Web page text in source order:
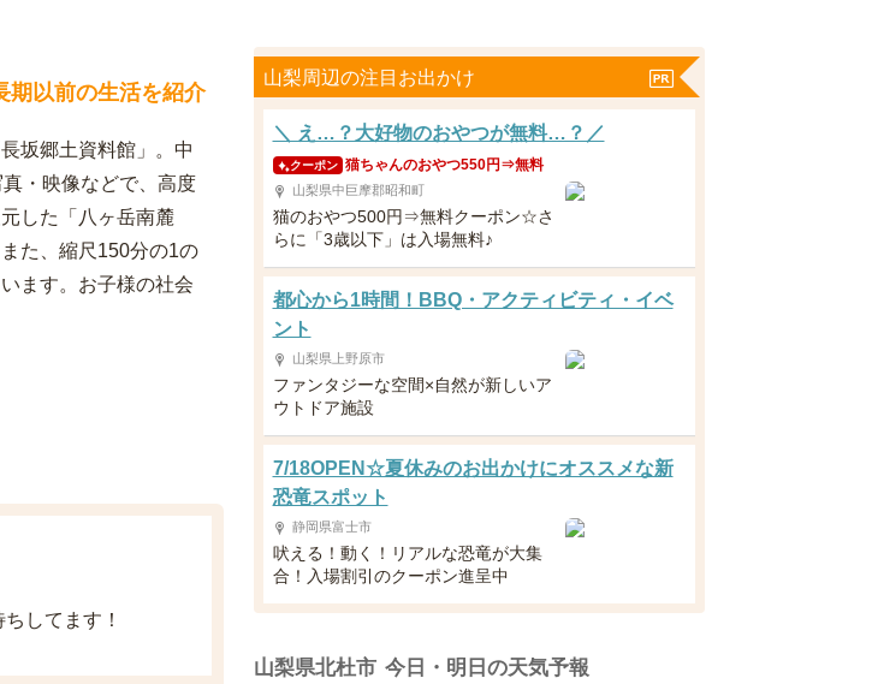
期以前の生活を紹介
坂郷土資料館」。中
・映像などで、高度
元した「八ヶ岳南麓
た、縮尺150分の1の
ます。お子様の社会
してます！
山梨周辺の注目お出かけ
＼ え…？大好物のおやつが無料…？／
クーポン 猫ちゃんのおやつ550円⇒無料
山梨県中巨摩郡昭和町
猫のおやつ500円⇒無料クーポン☆さ
らに「3歳以下」は入場無料♪
都心から1時間！BBQ・アクティビティ・イベ
ント
山梨県上野原市
ファンタジーな空間×自然が新しいア
ウトドア施設
7/18OPEN☆夏休みのお出かけにオススメな新
恐竜スポット
静岡県富士市
吠える！動く！リアルな恐竜が大集
合！入場割引のクーポン進呈中
山梨県北杜市 今日・明日の天気予報